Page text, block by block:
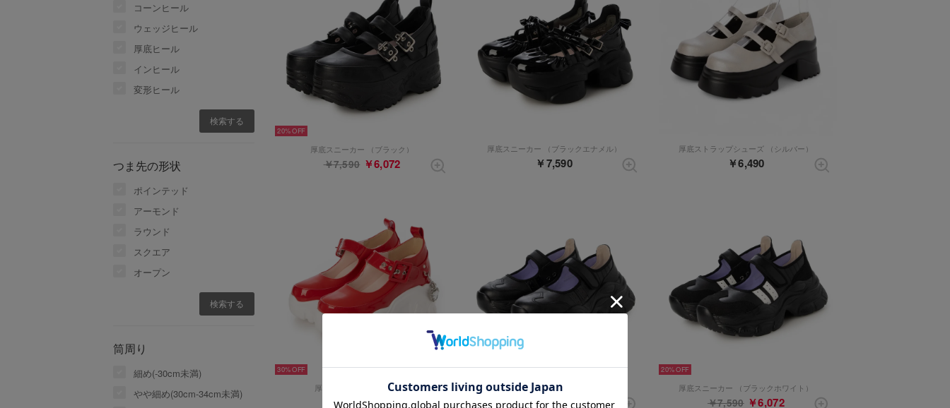
コーンヒール
ウェッジヒール
厚底ヒール
インヒール
変形ヒール
つま先の形状
ポインテッド
アーモンド
ラウンド
スクエア
オープン
筒周り
細め(-30cm未満)
やや細め(30cm-34cm未満)
20%
厚底スニーカー （ブラック）
￥7,590 ￥6,072
厚底スニーカー （ブラックエナメル）
￥7,590
厚底ストラップシューズ （シルバー）
￥6,490
30%
厚底スニーカー （レッド）
￥7,590 ￥5,313
20%
厚底スニーカー （ブラック）
￥7,590 ￥6,072
20%
厚底スニーカー （ブラックホワイト）
￥7,590 ￥6,072